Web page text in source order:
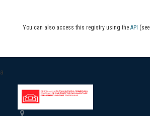
You can also access this registry using the API (see
a